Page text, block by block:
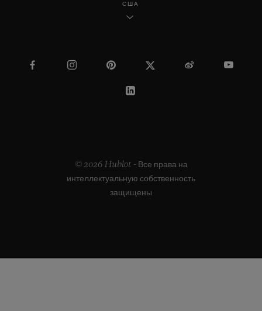
США
© 2026 Hublot - Все права на
интеллектуальную собственность
защищены